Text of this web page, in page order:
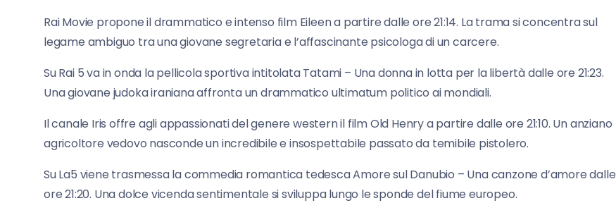
Rai Movie propone il drammatico e intenso film Eileen a partire dalle ore 21:14. La trama si concentra sul
legame ambiguo tra una giovane segretaria e l’affascinante psicologa di un carcere.
Su Rai 5 va in onda la pellicola sportiva intitolata Tatami – Una donna in lotta per la libertà dalle ore 21:23.
Una giovane judoka iraniana affronta un drammatico ultimatum politico ai mondiali.
Il canale Iris offre agli appassionati del genere western il film Old Henry a partire dalle ore 21:10. Un anziano
agricoltore vedovo nasconde un incredibile e insospettabile passato da temibile pistolero.
Su La5 viene trasmessa la commedia romantica tedesca Amore sul Danubio – Una canzone d’amore dalle
ore 21:20. Una dolce vicenda sentimentale si sviluppa lungo le sponde del fiume europeo.